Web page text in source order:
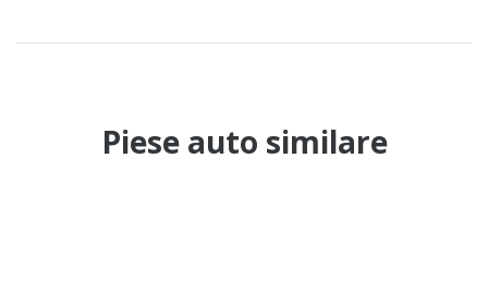
Piese auto similare